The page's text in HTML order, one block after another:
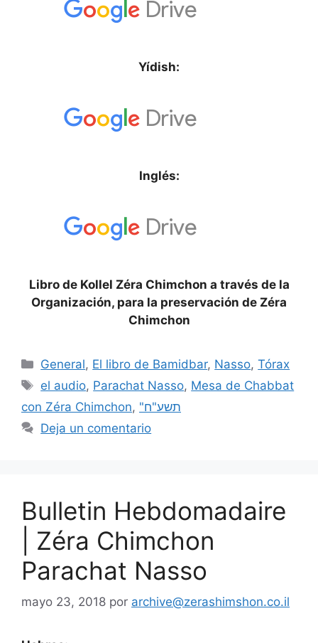
Yídish:
Inglés:
Libro de Kollel Zéra Chimchon a través de la
Organización, para la preservación de Zéra
Chimchon
General, El libro de Bamidbar, Nasso,Tórax
el audio, Parachat Nasso, Mesa de Chabbat
con Zéra Chimchon,
"תשע"ח
Deja un comentario
Bulletin Hebdomadaire
| Zéra Chimchon
Parachat Nasso
mayo 23, 2018 por archive@zerashimshon.co.il